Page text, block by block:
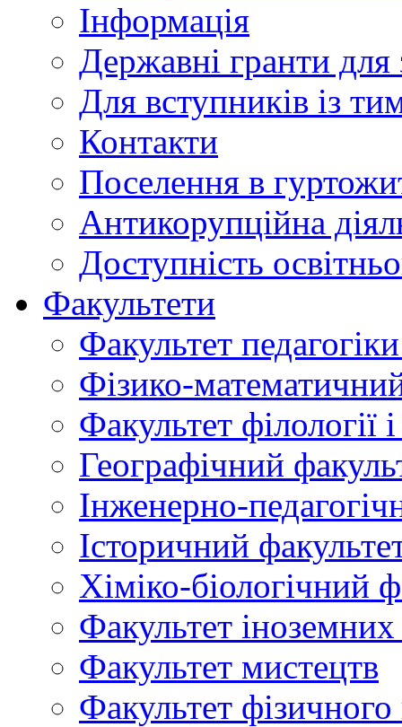
Інформація
Державні гранти для
Для вступників із
Контакти
Поселення в
Антикорупційна
Доступність
Факультети
Факультет
Фізико-
Факультет філології
Географічний
Інженерно-
Історичний
Хіміко-біологічний
Факультет
Факультет мистецтв
Факультет